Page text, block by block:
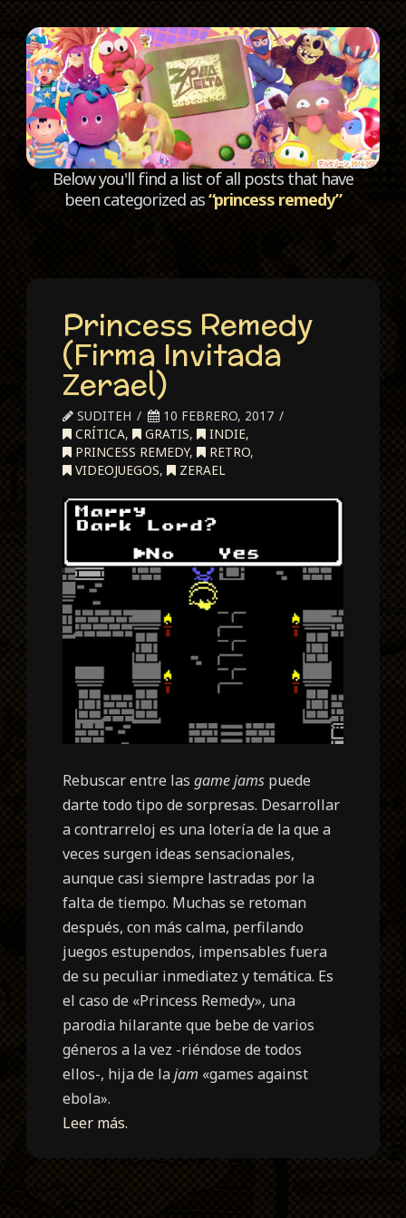
Below you'll find a list of all posts that have
been categorized as“princess remedy”
Princess Remedy
(Firma Invitada
Zerael)
SUDITEH
10 FEBRERO, 2017
CRÍTICA, GRATIS, INDIE,
PRINCESS REMEDY, RETRO,
VIDEOJUEGOS, ZERAEL
Rebuscar entre lasgame jams puede
darte todo tipo de sorpresas. Desarrollar
a contrarreloj es una lotería de la que a
veces surgen ideas sensacionales,
aunque casi siempre lastradas por la
falta de tiempo. Muchas se retoman
después, con más calma, perfilando
juegos estupendos, impensables fuera
de su peculiar inmediatez y temática. Es
el caso de «Princess Remedy», una
parodia hilarante que bebe de varios
géneros a la vez -riéndose de todos
ellos-, hija de lajam «games against
ebola».
Leer más.